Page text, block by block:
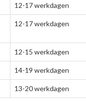
12-17 werkdagen
12-17 werkdagen
12-15 werkdagen
14-19 werkdagen
13-20 werkdagen